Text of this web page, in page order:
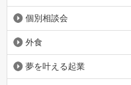
個別相談会
外食
夢を叶える起業